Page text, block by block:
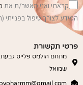
קראתי ואני מאשר/ת את
המידע לצורך טיפול בפנייתי
פרטי תקשורת
מתחם הולמס פלייס גבעת
שמואל